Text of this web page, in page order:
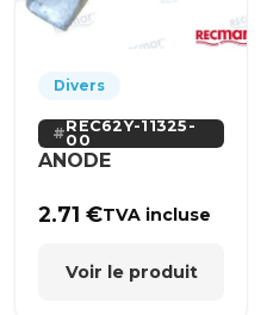
Divers
REC62Y-11325-
00
ANODE
2.71€TVA incluse
Voir le produit